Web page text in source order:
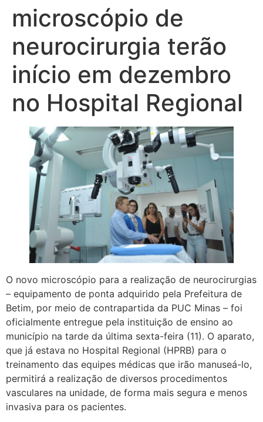
microscópio de
neurocirurgia terão
início em dezembro
no Hospital Regional
O novo microscópio para a realização de neurocirurgias
– equipamento de ponta adquirido pela Prefeitura de
Betim, por meio de contrapartida da PUC Minas – foi
oficialmente entregue pela instituição de ensino ao
município na tarde da última sexta-feira (11). O aparato,
que já estava no Hospital Regional (HPRB) para o
treinamento das equipes médicas que irão manuseá-lo,
permitirá a realização de diversos procedimentos
vasculares na unidade, de forma mais segura e menos
invasiva para os pacientes.